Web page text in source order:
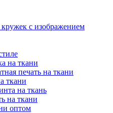
с изображением
на ткани
печать на ткани
ткани
на ткань
на ткани
оптом